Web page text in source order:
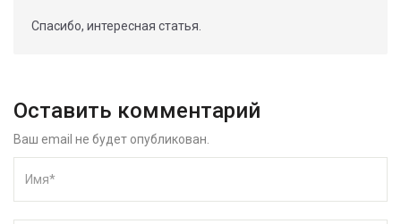
Спасибо, интересная статья.
Оставить комментарий
Ваш email не будет опубликован.